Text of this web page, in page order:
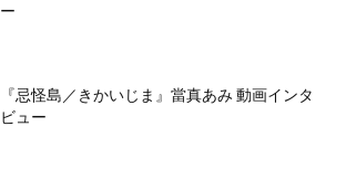
ー
『忌怪島／きかいじま』當真あみ 動画インタ
ビュー